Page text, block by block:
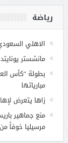
رياضة
الاهلي
مانشستر
بطولة “كأس
مبارياتها
زاها يتعرض
منع جماهير
مرسيليا خوفاً